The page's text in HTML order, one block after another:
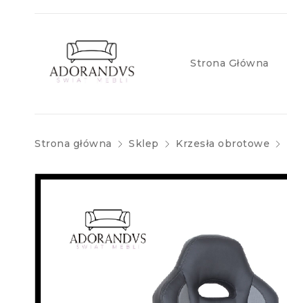
Strona Główna
Strona główna Sklep Krzesła obrotowe